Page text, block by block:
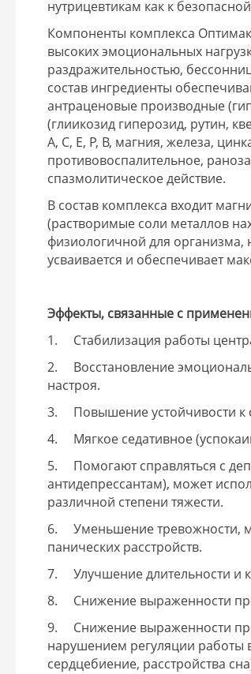
нутрицевтикам как к
Компоненты комплекса
высоких эмоциональных
раздражительностью,
состав ингредиенты
антраценовые производные
(глиикозид гиперозид, рутин,
А, С, Е, Р, В, магния, железа,
противовоспалительное,
спазмолитическое действие.
В состав комплекса входит
(растворимые соли металлов
физиологичной для организма,
усваивается и обеспечивает
Эффекты, связанные с
1. Стабилизация работы
2. Восстановление
настроя.
3. Повышение устойчивости к
4. Мягкое седативное
5. Помогают справляться с
антидепрессантам), может
различной степени тяжести.
6. Уменьшение тревожности,
панических расстройств.
7. Улучшение длительности и
8. Снижение выраженности
9. Снижение выраженности
нарушением регуляции работы
сердцебиение, расстройства